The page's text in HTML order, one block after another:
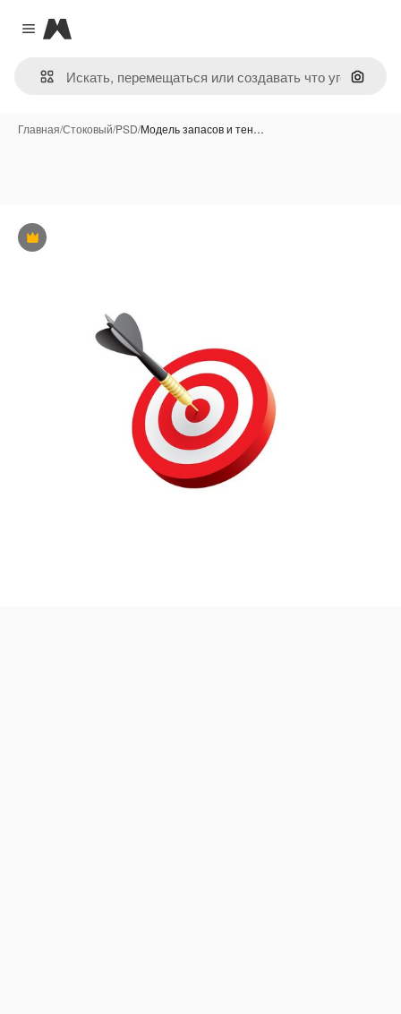
Close menu
Magnific
Поиск
Главная/Стоковый/PSD/Модель запасов и тен…
Премиум